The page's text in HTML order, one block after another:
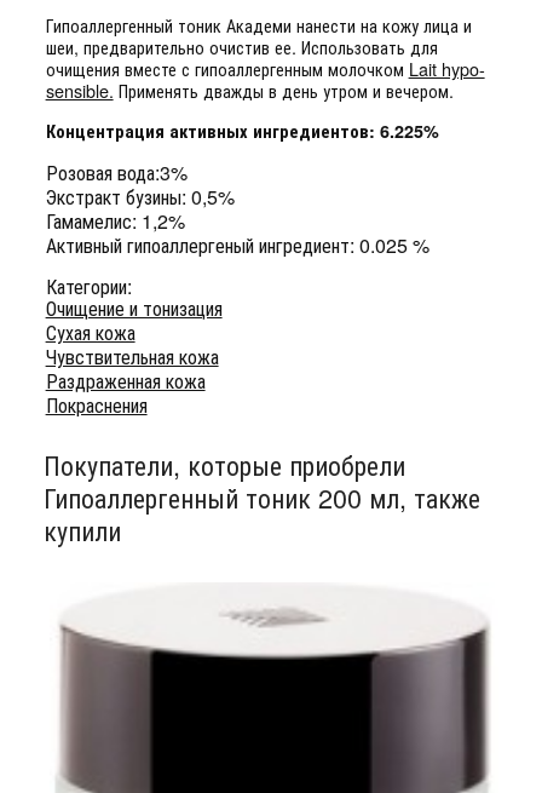
Гипоаллергенный тоник Академи нанести на кожу лица и
шеи, предварительно очистив ее. Использовать для
очищения вместе с гипоаллергенным молочком Lait hypo-
sensible. Применять дважды в день утром и вечером.
Концентрация активных ингредиентов: 6.225%
Розовая вода:3%
Экстракт бузины: 0,5%
Гамамелис: 1,2%
Активный гипоаллергеный ингредиент: 0.025 %
Категории:
Очищение и тонизация
Сухая кожа
Чувствительная кожа
Раздраженная кожа
Покраснения
Покупатели, которые приобрели
Гипоаллергенный тоник 200 мл, также
купили